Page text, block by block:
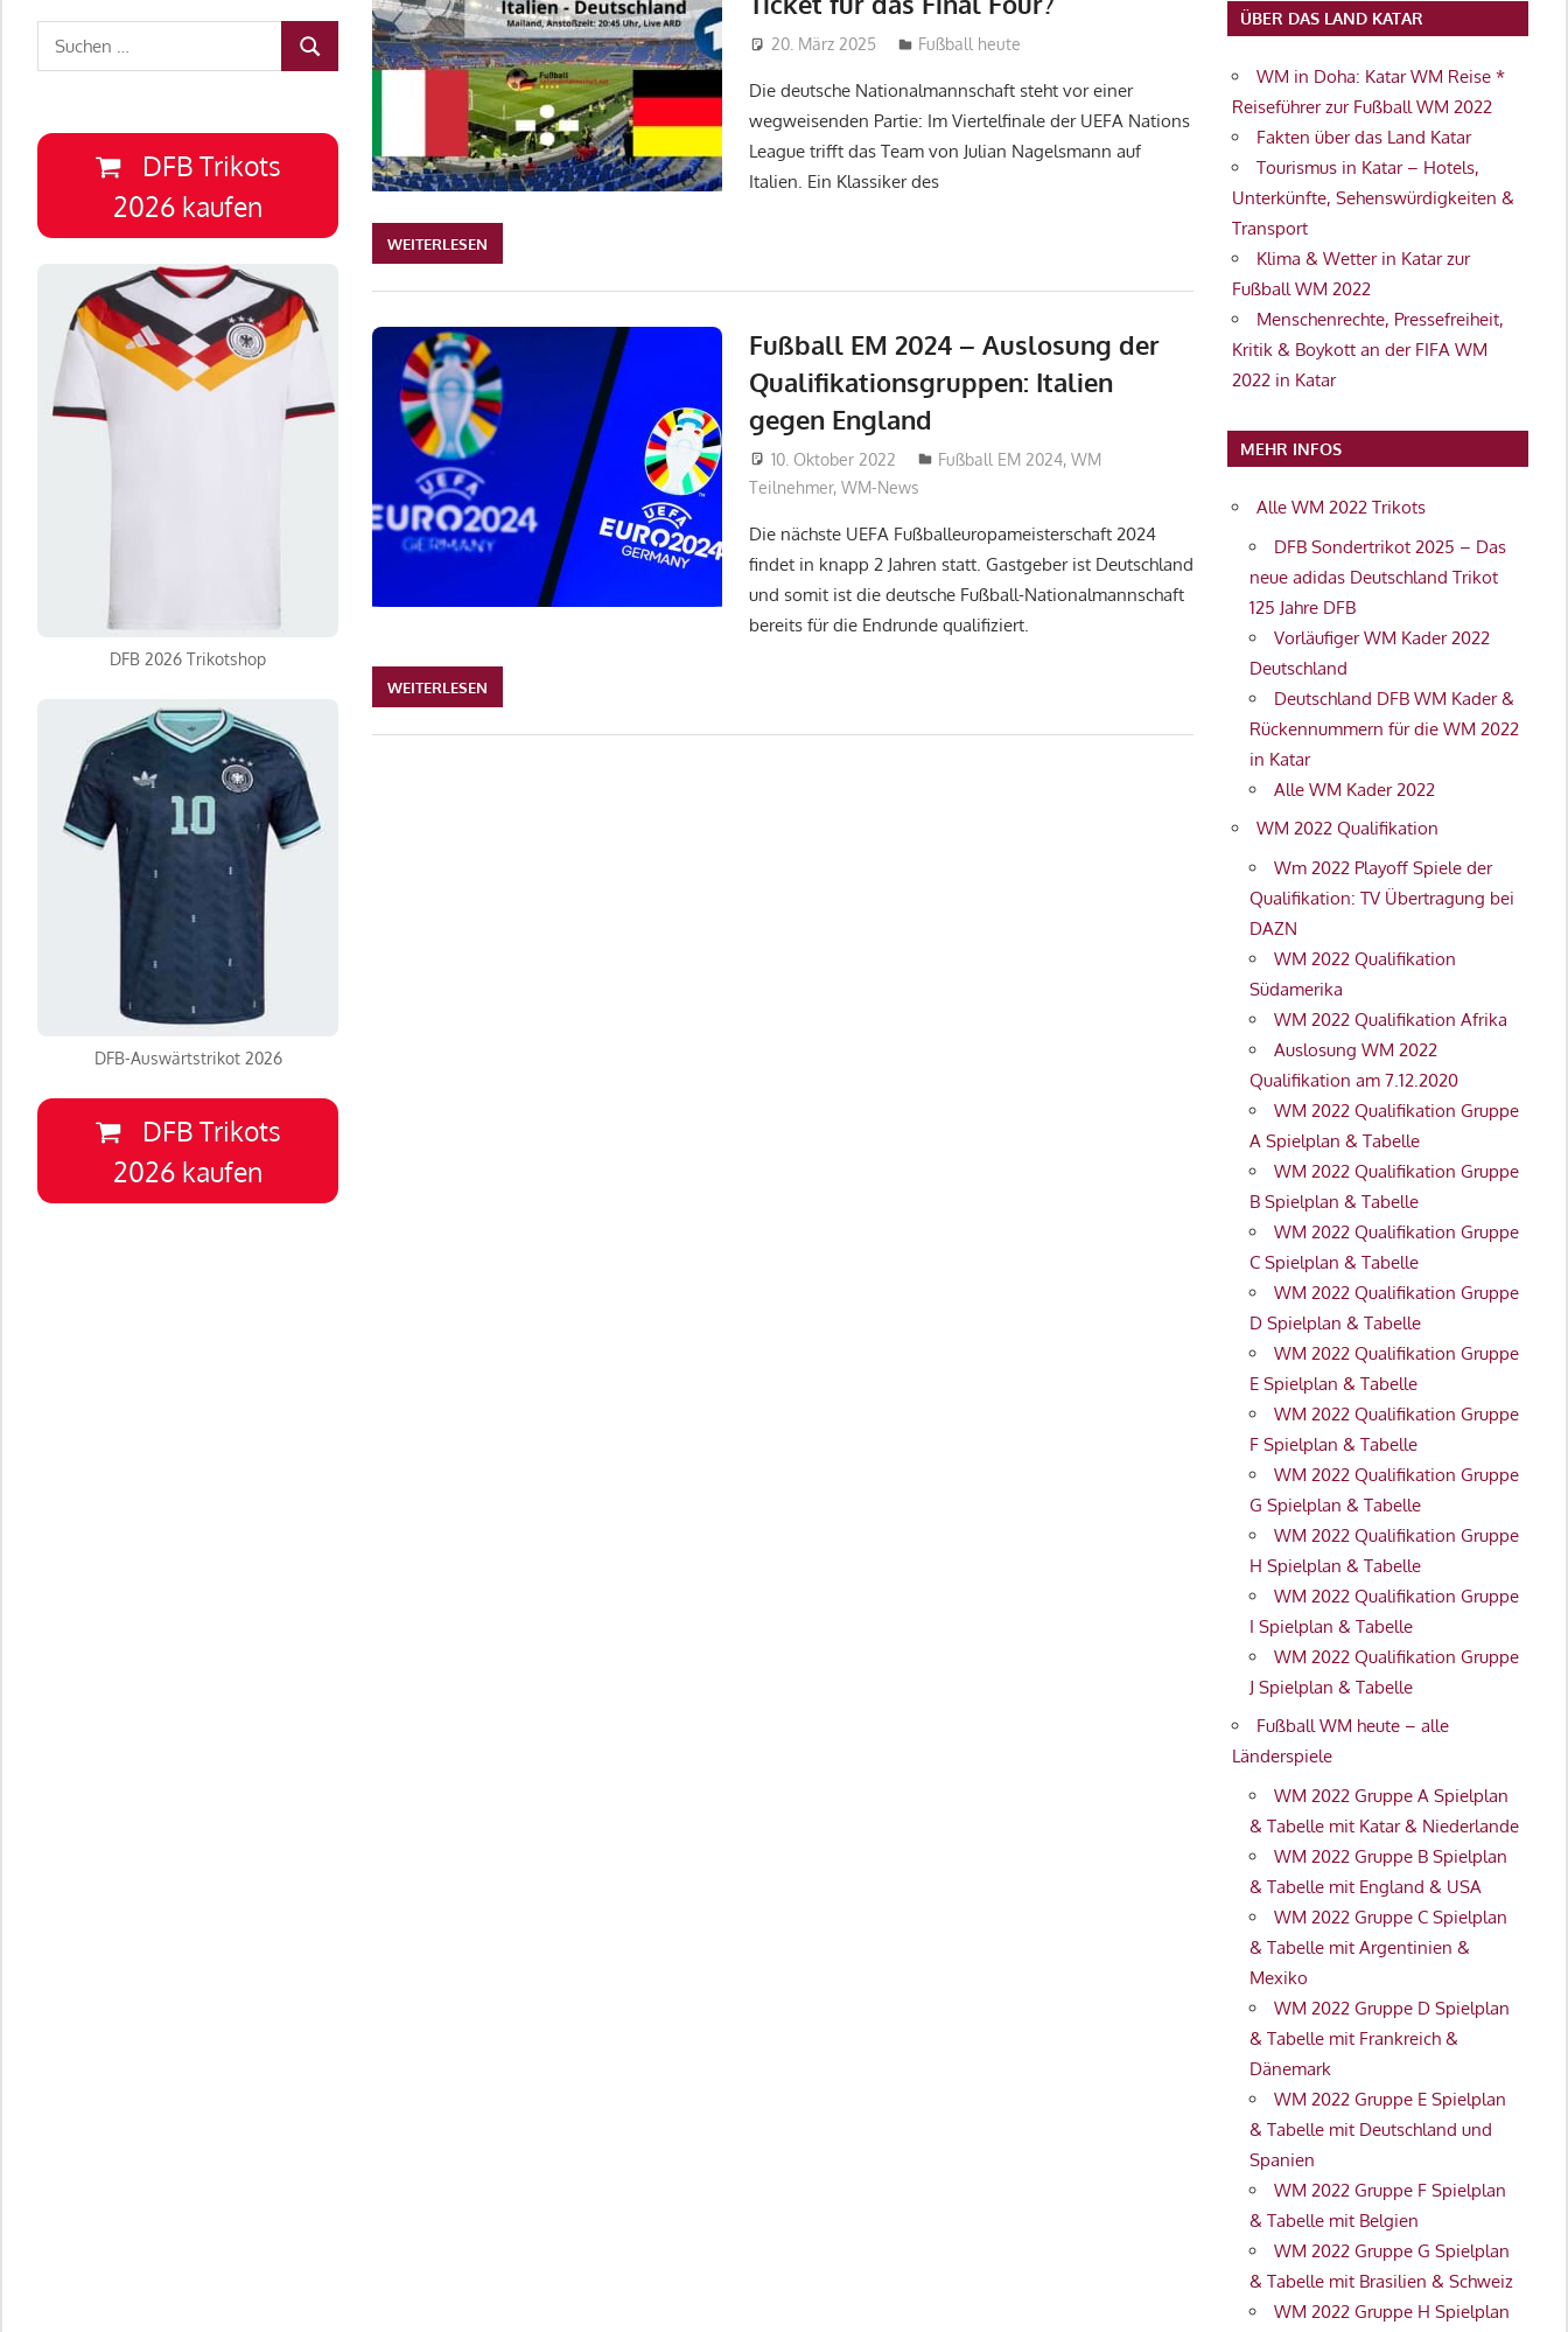
20. März 2025 admin_wm2022
Fußball heute
Die deutsche Nationalmannschaft steht vor einer
wegweisenden Partie: Im Viertelfinale der UEFA Nations
League trifft das Team von Julian Nagelsmann auf
Italien. Ein Klassiker des
WEITERLESEN
Fußball EM 2024 – Auslosung der
Qualifikationsgruppen: Italien
gegen England
10. Oktober 2022 admin_wm2022
Fußball EM 2024,WM
Teilnehmer, WM-News
Die nächste UEFA Fußballeuropameisterschaft 2024
findet in knapp 2 Jahren statt. Gastgeber ist Deutschland
und somit ist die deutsche Fußball-Nationalmannschaft
bereits für die Endrunde qualifiziert.
WEITERLESEN
Suchen
nach:
SUCHEN
DFB Trikots
2026 kaufen
DFB 2026 Trikotshop
DFB-Auswärtstrikot 2026
DFB Trikots
2026 kaufen
ÜBER DAS LAND KATAR
WM in Doha: Katar WM Reise *
Reiseführer zur Fußball WM 2022
Fakten über das Land Katar
Tourismus in Katar – Hotels,
Unterkünfte, Sehenswürdigkeiten &
Transport
Klima & Wetter in Katar zur
Fußball WM 2022
Menschenrechte, Pressefreiheit,
Kritik & Boykott an der FIFA WM
2022 in Katar
MEHR INFOS
Alle WM 2022 Trikots
DFB Sondertrikot 2025 – Das
neue adidas Deutschland Trikot
125 Jahre DFB
Vorläufiger WM Kader 2022
Deutschland
Deutschland DFB WM Kader &
Rückennummern für die WM 2022
in Katar
Alle WM Kader 2022
WM 2022 Qualifikation
Wm 2022 Playoff Spiele der
Qualifikation: TV Übertragung bei
DAZN
WM 2022 Qualifikation
Südamerika
WM 2022 Qualifikation Afrika
Auslosung WM 2022
Qualifikation am 7.12.2020
WM 2022 Qualifikation Gruppe
A Spielplan & Tabelle
WM 2022 Qualifikation Gruppe
B Spielplan & Tabelle
WM 2022 Qualifikation Gruppe
C Spielplan & Tabelle
WM 2022 Qualifikation Gruppe
D Spielplan & Tabelle
WM 2022 Qualifikation Gruppe
E Spielplan & Tabelle
WM 2022 Qualifikation Gruppe
F Spielplan & Tabelle
WM 2022 Qualifikation Gruppe
G Spielplan & Tabelle
WM 2022 Qualifikation Gruppe
H Spielplan & Tabelle
WM 2022 Qualifikation Gruppe
I Spielplan & Tabelle
WM 2022 Qualifikation Gruppe
J Spielplan & Tabelle
Fußball WM heute – alle
Länderspiele
WM 2022 Gruppe A Spielplan
& Tabelle mit Katar & Niederlande
WM 2022 Gruppe B Spielplan
& Tabelle mit England & USA
WM 2022 Gruppe C Spielplan
& Tabelle mit Argentinien &
Mexiko
WM 2022 Gruppe D Spielplan
& Tabelle mit Frankreich &
Dänemark
WM 2022 Gruppe E Spielplan
& Tabelle mit Deutschland und
Spanien
WM 2022 Gruppe F Spielplan
& Tabelle mit Belgien
WM 2022 Gruppe G Spielplan
& Tabelle mit Brasilien & Schweiz
WM 2022 Gruppe H Spielplan